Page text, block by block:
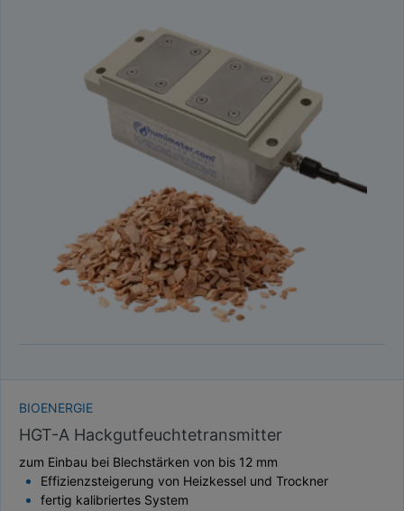
BIOENERGIE
HGT-A Hackgutfeuchtetransmitter
zum Einbau bei Blechstärken von bis 12 mm
Effizienzsteigerung von Heizkessel und Trockner
fertig kalibriertes System